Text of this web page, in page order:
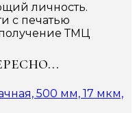
личность.
с печатью
ТМЦ